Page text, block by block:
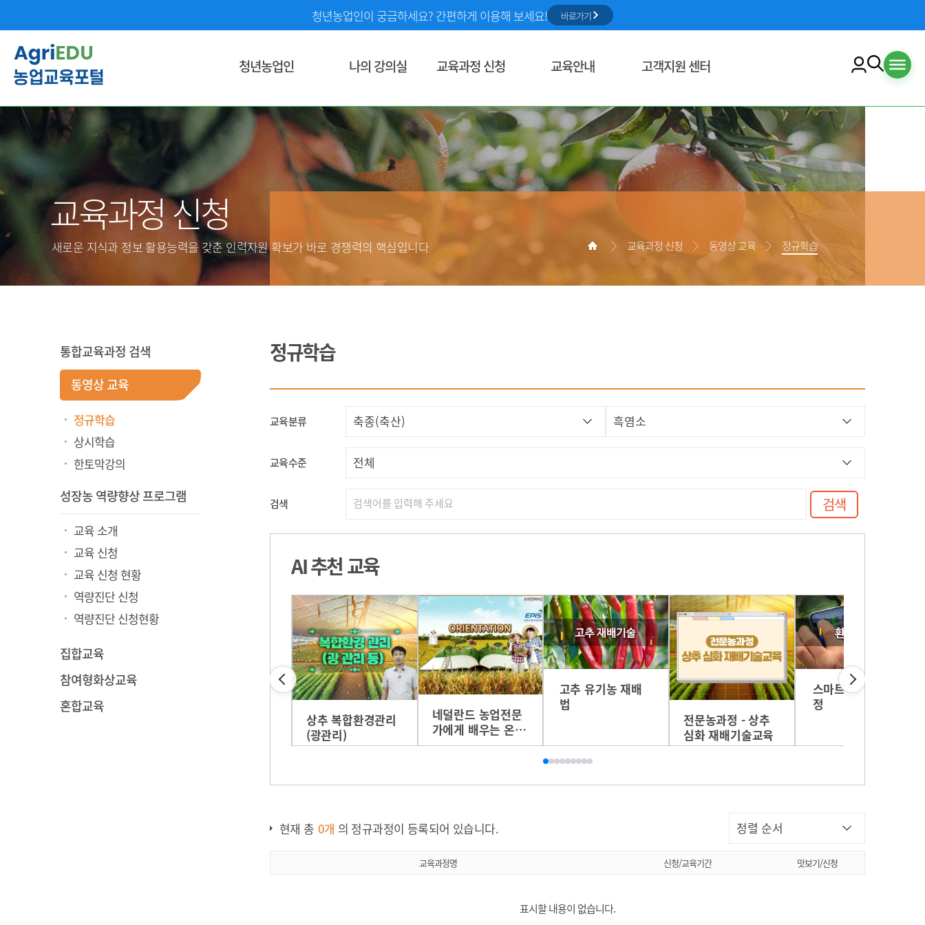
청년농업인이 궁금하세요? 간편하게 이용해 보세요! 바로가기
청년농업인
영농기술ㆍ농업경영 교육
국민내일 배움 훈련과정
창업 단계별 교육
인문ㆍ문화ㆍ외국어 교육
용접ㆍ기계ㆍ기술ㆍ공학 교육
식품 및 유통 교육
나의 강의실
학습현황
찜한 과정
신청중인 과정
학습중인 과정
학습종료과정
문의내역
회원탈퇴
교육과정 신청
통합교육과정 검색
동영상 교육
정규학습
상시학습
성장농 역량향상 프로그램
교육 소개
교육 신청
교육 신청 현황
교육안내
농정원 교육사업
농업교육정보
농업교육소식
교육홍보 및 자료
현장실습교육장(WPL)
스마트농업 기술역량 교육맵
고객지원 센터
교육수강안내
수강신청안내
교육수강안내
수료증 출력 안내
입찰/공모
이용안내
자주하는 질문
교육과정 신청
새로운 지식과 정보 활용능력을 갖춘 인력자원 확보가 바로 경쟁력의 핵심입니다 교육과정 신청 동영상 교육 정규학습
통합교육과정 검색
동영상 교육
정규학습
상시학습
한토막강의
성장농 역량향상 프로그램
교육 소개
교육 신청
교육 신청 현황
역량진단 신청
역량진단 신청현황
집합교육
참여형화상교육
혼합교육
정규학습
교육분류
교육수준
검색 검색
AI 추천 교육
상추 복합환경관리
(광관리)
네덜란드 농업전문
가에게 배우는 온실
내 양/수분관리 기
고추 유기농 재배
법
전문농과정 - 상추
심화 재배기술교육
스마트팜 환경측
정
현재 총 0개 의 정규과정이 등록되어 있습니다.
교육과정명 신청/교육기간 맛보기/신청
표시할 내용이 없습니다.